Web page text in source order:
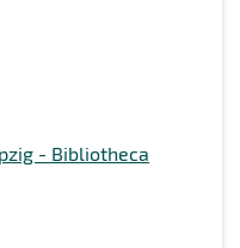
- Bibliotheca